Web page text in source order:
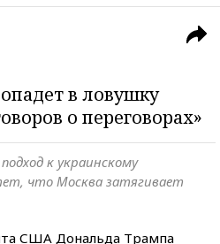
в ловушку
о переговорах»
к украинскому
что Москва затягивает
США Дональда Трампа